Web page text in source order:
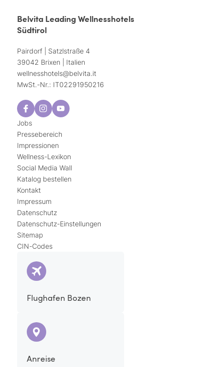
Belvita Leading Wellnesshotels
Südtirol
Pairdorf | Satzlstraße 4
39042 Brixen | Italien
wellnesshotels@belvita.it
MwSt.-Nr.: IT02291950216
Jobs
Pressebereich
Impressionen
Wellness-Lexikon
Social Media Wall
Katalog bestellen
Kontakt
Impressum
Datenschutz
Datenschutz-Einstellungen
Sitemap
CIN-Codes
Flughafen Bozen
Anreise